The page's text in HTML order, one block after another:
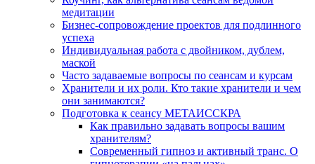
медитации
Бизнес-сопровождение проектов для подлинного
успеха
Индивидуальная работа с двойником, дублем,
маской
Часто задаваемые вопросы по сеансам и курсам
Хранители и их роли. Кто такие хранители и чем
они занимаются?
Подготовка к сеансу МЕТАИССКРА
Как правильно задавать вопросы вашим
хранителям?
Современный гипноз и активный транс. О